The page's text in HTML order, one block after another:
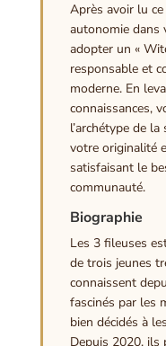
Après avoir lu
autonomie dans
adopter un «
responsable et
moderne. En
connaissances,
l’archétype de
votre originalité
satisfaisant le
communauté.
Biographie
Les 3 fileuses
de trois jeunes
connaissent
fascinés par les
bien décidés à
Depuis 2020, ils